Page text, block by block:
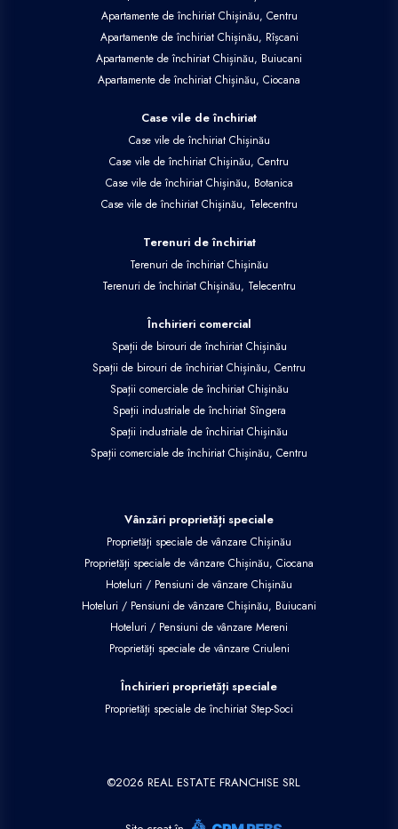
Apartamente de închiriat Chișinău, Centru
Apartamente de închiriat Chișinău, Rîșcani
Apartamente de închiriat Chișinău, Buiucani
Apartamente de închiriat Chișinău, Ciocana
Case vile de închiriat
Case vile de închiriat Chișinău
Case vile de închiriat Chișinău, Centru
Case vile de închiriat Chișinău, Botanica
Case vile de închiriat Chișinău, Telecentru
Terenuri de închiriat
Terenuri de închiriat Chișinău
Terenuri de închiriat Chișinău, Telecentru
Închirieri comercial
Spații de birouri de închiriat Chișinău
Spații de birouri de închiriat Chișinău, Centru
Spații comerciale de închiriat Chișinău
Spații industriale de închiriat Sîngera
Spații industriale de închiriat Chișinău
Spații comerciale de închiriat Chișinău, Centru
Vânzări proprietăți speciale
Proprietăți speciale de vânzare Chișinău
Proprietăți speciale de vânzare Chișinău, Ciocana
Hoteluri / Pensiuni de vânzare Chișinău
Hoteluri / Pensiuni de vânzare Chișinău, Buiucani
Hoteluri / Pensiuni de vânzare Mereni
Proprietăți speciale de vânzare Criuleni
Închirieri proprietăți speciale
Proprietăți speciale de închiriat Step-Soci
©2026 REAL ESTATE FRANCHISE SRL